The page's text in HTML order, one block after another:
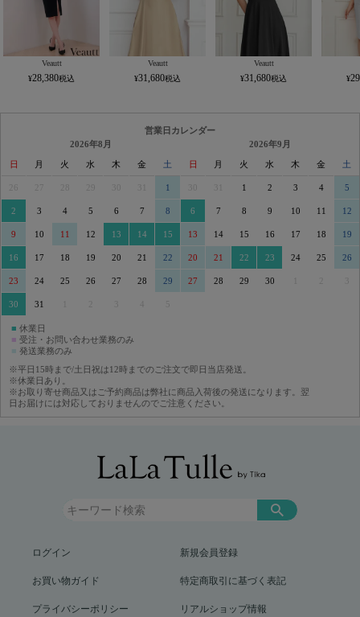
Veautt
28,380
Veautt
31,680
Veautt
31,680
営業日カレンダー
2026年8月
日 月 火 水 木 金 土
29 30 31 1
2 3 4 5 6 7 8
9 10 11 12 13 14 15
16 17 18 19 20 21 22
23 24 25 26 27 28 29
30 31 3 5
2026年9月
日 月 火 水 木 金 土
30 31 1 2 3 4 5
6 7 8 9 10 11 12
13 14 15 16 17 18 19
20 21 22 23 24 25 26
27 28 29 30 3
■ 休業日
■ 受注・お問い合わせ業務のみ
■ 発送業務のみ
※平日15時まで/土日祝は12時までのご注文で即日当店発送。
※休業日あり。
※お取り寄せ商品又はご予約商品は弊社に商品入荷後の発送になります。翌
日お届けには対応しておりませんのでご注意ください。
ログイン 新規会員登録
お買い物ガイド 特定商取引に基づく表記
プライバシーポリシー リアルショップ情報